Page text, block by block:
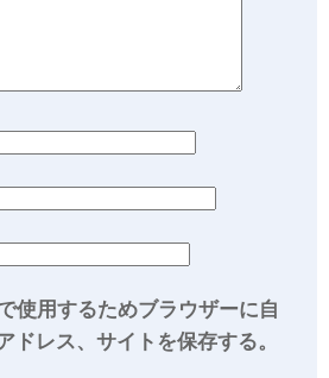
使用するためブラウザーに自
ドレス、サイトを保存する。